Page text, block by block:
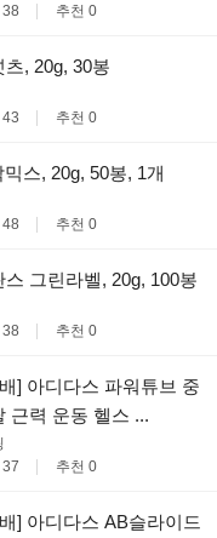
38 추천 0
, 20g, 30봉
43 추천 0
스, 20g, 50봉, 1개
48 추천 0
그린라벨, 20g, 100봉
38 추천 0
] 아디다스 파워튜브 중
근력 운동 헬스 ...
37 추천 0
] 아디다스 AB슬라이드